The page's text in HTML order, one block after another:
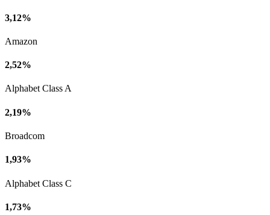
3,12%
Amazon
2,52%
Alphabet Class A
2,19%
Broadcom
1,93%
Alphabet Class C
1,73%